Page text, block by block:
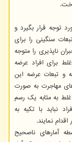
توجه قرار بگیرد و
سنگینی را برای
ناپذیری را متوجه
برای افراد عرضه
و تبعات عرضه این
های مهاجرت به صورت
غلط به مثابه یک رسم
نباید با تکیه به
نمایند.
آمارهای ناصحیح